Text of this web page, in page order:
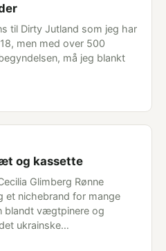
til Dirty Jutland som jeg har
men med over 500
må jeg blankt
og kassette
Glimberg Rønne
et nichebrand for mange
blandt vægtpinere og
ukrainske…